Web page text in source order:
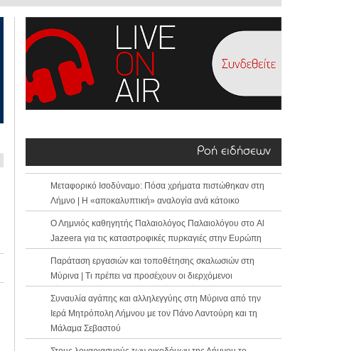
Ροή ειδήσεων
Μεταφορικό Ισοδύναμο: Πόσα χρήματα πιστώθηκαν στη
Λήμνο | Η «αποκαλυπτική» αναλογία ανά κάτοικο
Ο Λημνιός καθηγητής Παλαιολόγος Παλαιολόγου στο Al
Jazeera για τις καταστροφικές πυρκαγιές στην Ευρώπη
Παράταση εργασιών και τοποθέτησης σκαλωσιών στη
Μύρινα | Τι πρέπει να προσέχουν οι διερχόμενοι
Συναυλία αγάπης και αλληλεγγύης στη Μύρινα από την
Ιερά Μητρόπολη Λήμνου με τον Πάνο Λαντούρη και τη
Μάλαμα Σεβαστού